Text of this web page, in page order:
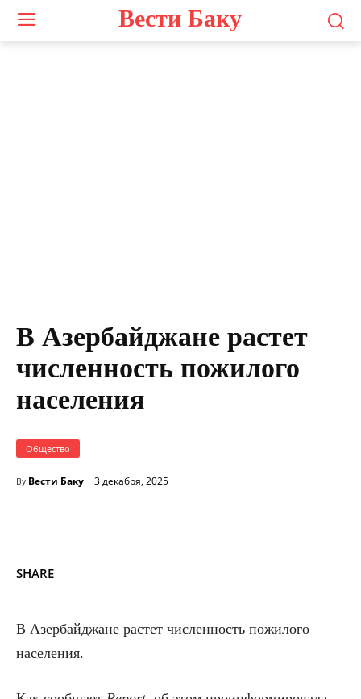
Вести Баку
В Азербайджане растет
численность пожилого
населения
Общество
By Вести Баку 3 декабря, 2025
SHARE
В Азербайджане растет численность пожилого
населения.